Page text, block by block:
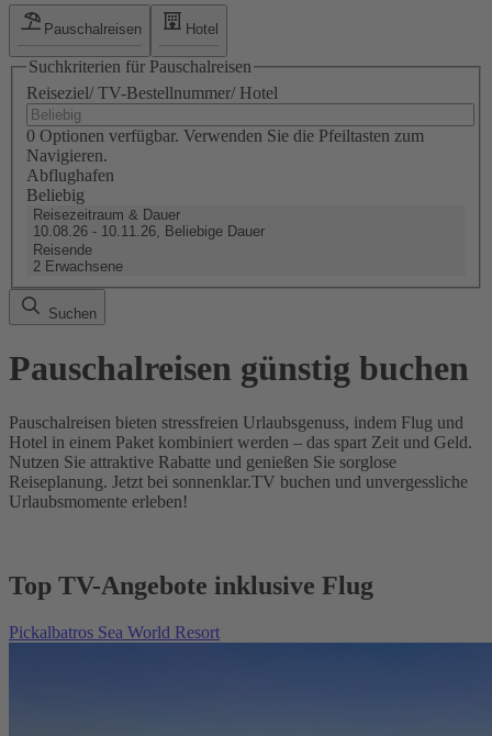
Pauschalreisen Hotel
Suchkriterien für Pauschalreisen
Reiseziel/ TV-Bestellnummer/ Hotel
0 Optionen verfügbar. Verwenden Sie die Pfeiltasten zum
Navigieren.
Abflughafen
Beliebig
Reisezeitraum & Dauer
10.08.26 - 10.11.26, Beliebige Dauer
Reisende
2 Erwachsene
Suchen
Pauschalreisen günstig buchen
Pauschalreisen bieten stressfreien Urlaubsgenuss, indem Flug und
Hotel in einem Paket kombiniert werden – das spart Zeit und Geld.
Nutzen Sie attraktive Rabatte und genießen Sie sorglose
Reiseplanung. Jetzt bei sonnenklar.TV buchen und unvergessliche
Urlaubsmomente erleben!
Top TV-Angebote inklusive Flug
Pickalbatros Sea World Resort